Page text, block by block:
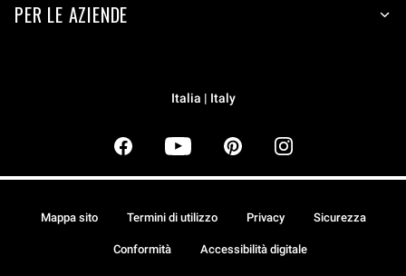
PER LE AZIENDE
Italia | Italy
Mappa sito Termini di utilizzo Privacy Sicurezza
Conformità Accessibilità digitale